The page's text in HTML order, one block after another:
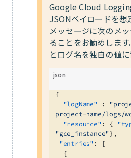
Google Cloud
JSONペイロードを想
メッセージに次のメ
ることをお勧めしま
とログ名を独自の値に
json
{
  "logName"
:
project-name/logs/
  "resource"
: {
"gce_instance"},
"entries" : [
  {